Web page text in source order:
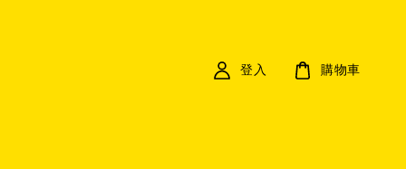
登入 購物車